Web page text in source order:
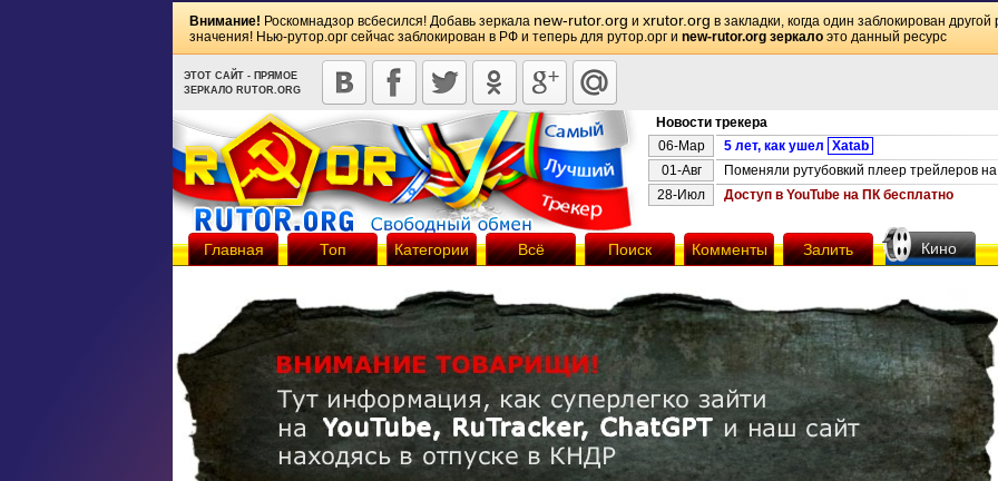
Внимание! Роскомнадзор всбесился! Добавь зеркала new-rutor.org и xrutor.org в закладки, когда один заблокирован
значения! Нью-рутор.орг сейчас заблокирован в РФ и теперь для рутор.орг и new-rutor.org зеркало это данный ресурс
ЭТОТ САЙТ - ПРЯМОЕ
ЗЕРКАЛО RUTOR.ORG
Новости трекера
06-Мар
5 лет, как ушел Xatab
01-Авг
Поменяли рутубовкий плеер трейлеров
28-Июл
Доступ в YouTube на ПК бесплатно
Главная Топ Категории Всё Поиск Комменты Залить Кино